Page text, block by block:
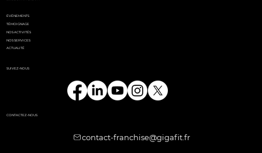
ÉVÉNEMENTS
TÉMOIGNAGE
NOS ACTIVITÉS
NOS SERVICES
ACTUALITÉ
CONTACTEZ-NOUS
contact-franchise@gigafit.fr
SUIVEZ-NOUS